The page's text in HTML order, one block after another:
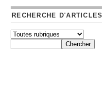
RECHERCHE D'ARTICLES